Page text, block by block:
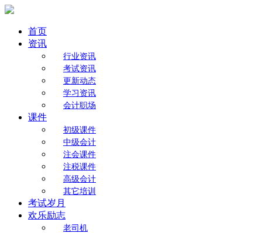
首页
资讯
行业资讯
考试资讯
更新动态
学习资讯
会计职场
课件
初级课件
中级会计
注会课件
注税课件
高级会计
其它培训
考试岁月
欢乐励志
老司机